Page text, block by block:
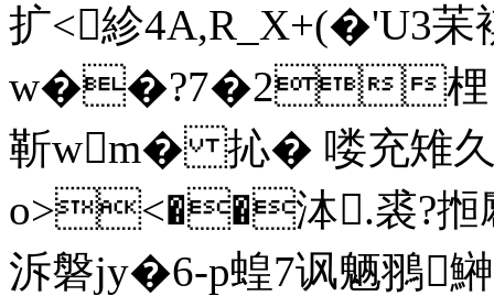
扩<紾4A,R_X+(�'U3
w��?7�2梩Ｑ�
靳wm� 抋� 喽充雉
o><��泍.裘?搄
泝磐jy�6-p蝗7讽魉翵